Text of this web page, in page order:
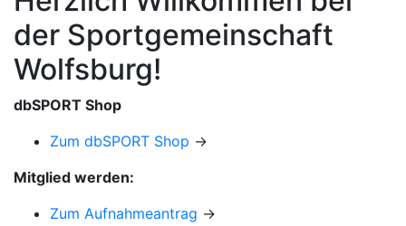
der Sportgemeinschaft
Wolfsburg!
dbSPORT Shop
Zum dbSPORT Shop →
Mitglied werden:
Zum Aufnahmeantrag →